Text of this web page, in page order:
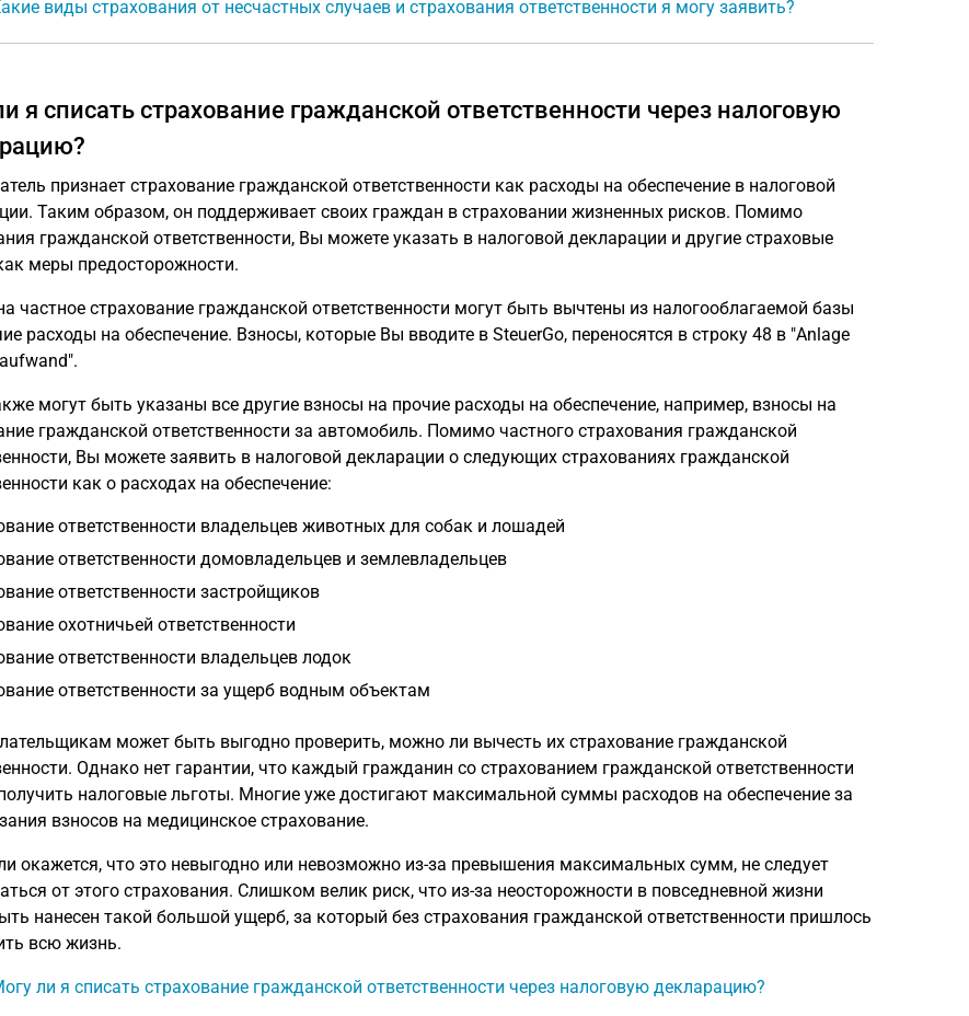
виды страхования от несчастных случаев и страхования ответственности я могу заявить?
я списать страхование гражданской ответственности через налоговую
признает страхование гражданской ответственности как расходы на обеспечение в налоговой
Таким образом, он поддерживает своих граждан в страховании жизненных рисков. Помимо
гражданской ответственности, Вы можете указать в налоговой декларации и другие страховые
меры предосторожности.
частное страхование гражданской ответственности могут быть вычтены из налогооблагаемой базы
расходы на обеспечение. Взносы, которые Вы вводите в SteuerGo, переносятся в строку 48 в "Anlage
могут быть указаны все другие взносы на прочие расходы на обеспечение, например, взносы на
гражданской ответственности за автомобиль. Помимо частного страхования гражданской
Вы можете заявить в налоговой декларации о следующих страхованиях гражданской
как о расходах на обеспечение:
ответственности владельцев животных для собак и лошадей
ответственности домовладельцев и землевладельцев
ответственности застройщиков
охотничьей ответственности
ответственности владельцев лодок
ответственности за ущерб водным объектам
может быть выгодно проверить, можно ли вычесть их страхование гражданской
Однако нет гарантии, что каждый гражданин со страхованием гражданской ответственности
налоговые льготы. Многие уже достигают максимальной суммы расходов на обеспечение за
взносов на медицинское страхование.
окажется, что это невыгодно или невозможно из-за превышения максимальных сумм, не следует
от этого страхования. Слишком велик риск, что из-за неосторожности в повседневной жизни
нанесен такой большой ущерб, за который без страхования гражданской ответственности пришлось
всю жизнь.
ли я списать страхование гражданской ответственности через налоговую декларацию?